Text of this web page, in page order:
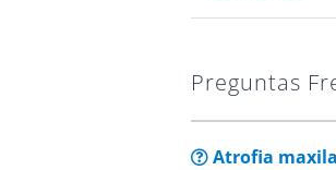
Preguntas
Atrofia